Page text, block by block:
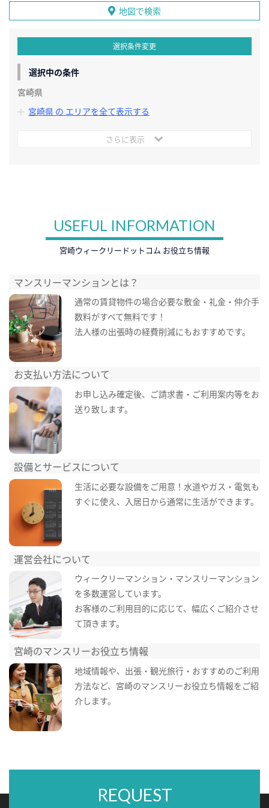
地図で検索
選択条件変更
選択中の条件
宮崎県
宮崎県 の エリアを全て表示する
さらに表示
USEFUL INFORMATION
宮崎ウィークリードットコム お役立ち情報
マンスリーマンションとは？
通常の賃貸物件の場合必要な敷金・礼金・仲介手
数料がすべて無料です！
法人様の出張時の経費削減にもおすすめです。
お支払い方法について
お申し込み確定後、ご請求書・ご利用案内等をお
送り致します。
設備とサービスについて
生活に必要な設備をご用意！水道やガス・電気も
すぐに使え、入居日から通常に生活ができます。
運営会社について
ウィークリーマンション・マンスリーマンション
を多数運営しています。
お客様のご利用目的に応じて、幅広くご紹介させ
て頂きます。
宮崎のマンスリーお役立ち情報
地域情報や、出張・観光旅行・おすすめのご利用
方法など、宮崎のマンスリーお役立ち情報をご紹
介します。
REQUEST